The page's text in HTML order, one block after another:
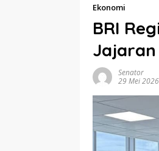
Ekonomi
BRI
Jajaran
Senator
29 Mei 2026